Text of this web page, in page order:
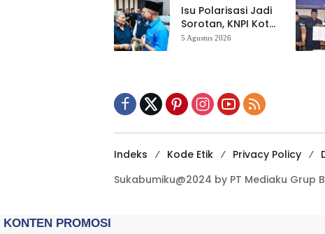
Kewilayahan
Dikebut
Isu Polarisasi Jadi
Sorotan, KNPI Kota
Sukabumi Ajak
5 Agustus 2026
Indeks Kode Etik Privacy Policy
Sukabumiku@2024 by PT Mediaku Grup